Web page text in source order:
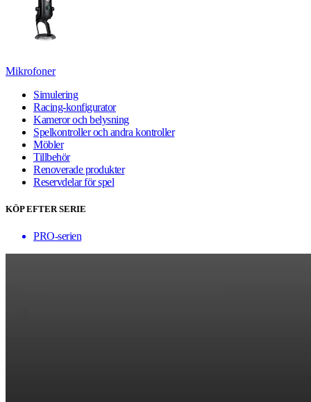
Mikrofoner
Simulering
Racing-konfigurator
Kameror och belysning
Spelkontroller och andra kontroller
Möbler
Tillbehör
Renoverade produkter
Reservdelar för spel
KÖP EFTER SERIE
PRO-serien